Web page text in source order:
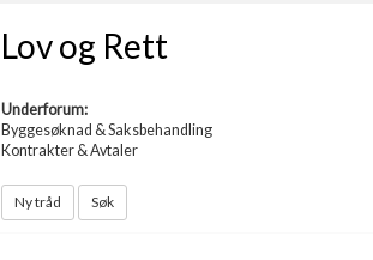
Lov og Rett
Underforum:
Byggesøknad & Saksbehandling
Kontrakter & Avtaler
Ny tråd Søk